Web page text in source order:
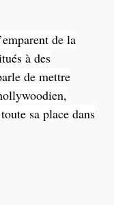
de la
à des
de mettre
sa place dans